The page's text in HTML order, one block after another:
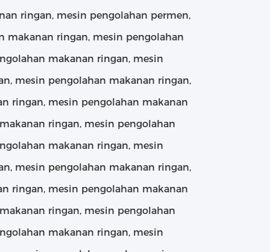
ringan, mesin pengolahan permen,
makanan ringan, mesin pengolahan
makanan ringan, mesin
mesin pengolahan makanan ringan,
ringan, mesin pengolahan makanan
ringan, mesin pengolahan
makanan ringan, mesin
mesin pengolahan makanan ringan,
ringan, mesin pengolahan makanan
ringan, mesin pengolahan
makanan ringan, mesin